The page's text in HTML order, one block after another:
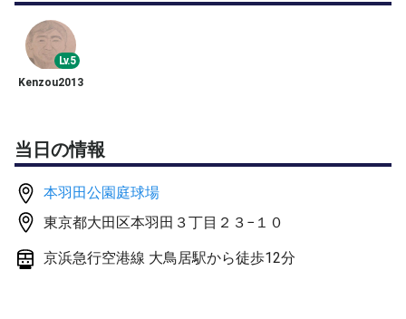
Lv.5
Kenzou2013
当日の情報
本羽田公園庭球場
東京都大田区本羽田３丁目２３−１０
京浜急行空港線 大鳥居駅から徒歩12分